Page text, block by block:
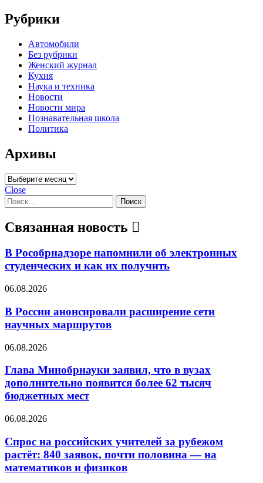
Рубрики
Автомобили
Без рубрики
Женский журнал
Кухня
Наука и техника
Новости
Новости мира
Познавательная школа
Политика
Архивы
Архивы
Close
Найти:
Связанная новость
В Рособрнадзоре напомнили об электронных
студенческих и как их получить
06.08.2026
В России анонсировали расширение сети
научных маршрутов
06.08.2026
Глава Минобрнауки заявил, что в вузах
дополнительно появится более 62 тысяч
бюджетных мест
06.08.2026
Спрос на российских учителей за рубежом
растёт: 840 заявок, почти половина — на
математиков и физиков